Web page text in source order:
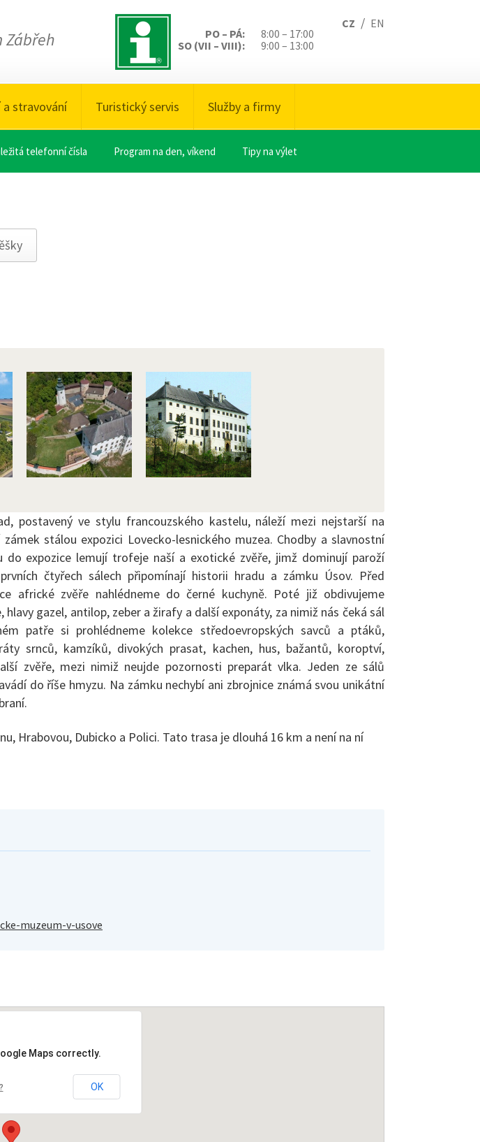
Zábřeh
CZ / EN
PO – PÁ:
8:00 – 17:00
SO (VII – VIII):
9:00 – 13:00
a stravování Turistický servis Služby a firmy
telefonní čísla Program na den, víkend Tipy na výlet
postavený ve stylu francouzského kastelu, náleží mezi nejstarší na
zámek stálou expozici Lovecko-lesnického muzea. Chodby a slavnostní
do expozice lemují trofeje naší a exotické zvěře, jimž dominují paroží
čtyřech sálech připomínají historii hradu a zámku Úsov. Před
africké zvěře nahlédneme do černé kuchyně. Poté již obdivujeme
hlavy gazel, antilop, zeber a žirafy a další exponáty, za nimiž nás čeká sál
patře si prohlédneme kolekce středoevropských savců a ptáků,
srnců, kamzíků, divokých prasat, kachen, hus, bažantů, koroptví,
zvěře, mezi nimiž neujde pozornosti preparát vlka. Jeden ze sálů
do říše hmyzu. Na zámku nechybí ani zbrojnice známá svou unikátní
Hrabovou, Dubicko a Polici. Tato trasa je dlouhá 16 km a není na ní
muzeum-v-usove
Maps correctly.
OK